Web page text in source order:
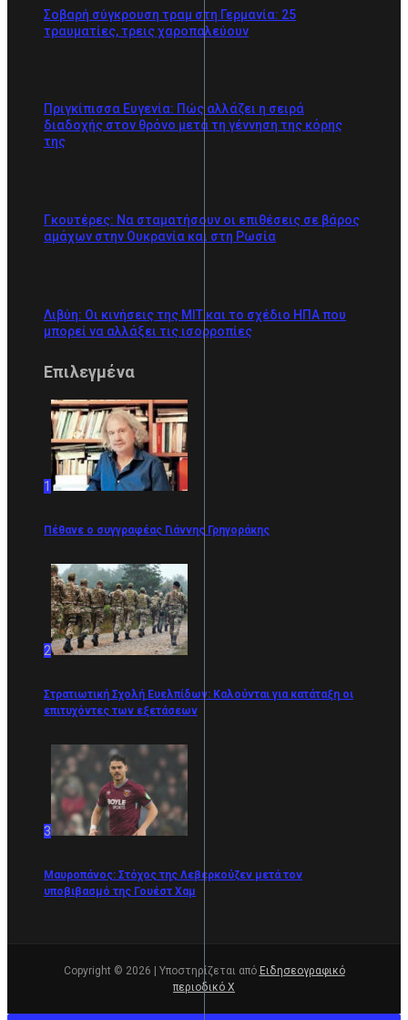
Σοβαρή σύγκρουση τραμ στη Γερμανία: 25
τραυματίες, τρεις χαροπαλεύουν
Πριγκίπισσα Ευγενία: Πώς αλλάζει η σειρά
διαδοχής στον θρόνο μετά τη γέννηση της κόρης
της
Γκουτέρες: Να σταματήσουν οι επιθέσεις σε βάρος
αμάχων στην Ουκρανία και στη Ρωσία
Λιβύη: Οι κινήσεις της ΜΙΤ και το σχέδιο ΗΠΑ που
μπορεί να αλλάξει τις ισορροπίες
Επιλεγμένα
1
Πέθανε ο συγγραφέας Γιάννης Γρηγοράκης
2
Στρατιωτική Σχολή Ευελπίδων: Καλούνται για κατάταξη οι
επιτυχόντες των εξετάσεων
3
Μαυροπάνος: Στόχος της Λεβερκούζεν μετά τον
υποβιβασμό της Γουέστ Χαμ
Copyright © 2026 | Υποστηρίζεται από Ειδησεογραφικό
περιοδικό Χ